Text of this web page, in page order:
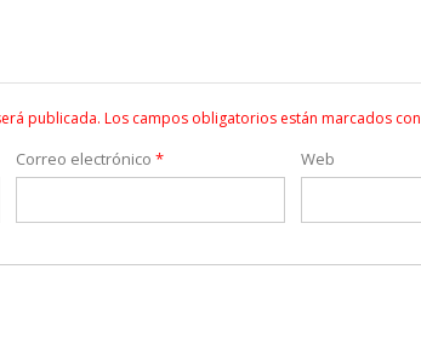
publicada. Los campos obligatorios están marcados con
Correo electrónico * Web